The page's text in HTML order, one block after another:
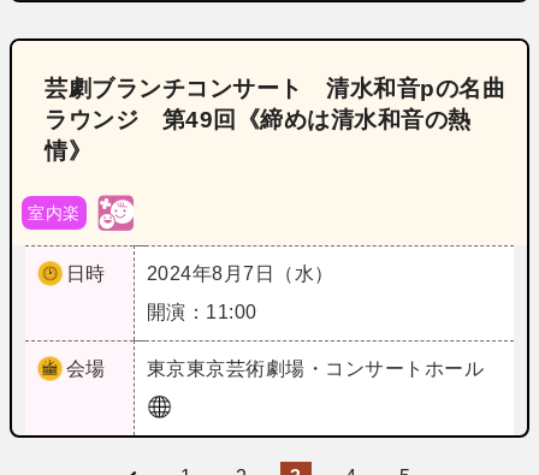
芸劇ブランチコンサート 清水和音pの名曲
ラウンジ 第49回《締めは清水和音の熱
情》
室内楽
日時
2024年8月7日（水）
開演：11:00
会場 東京東京芸術劇場・コンサートホール